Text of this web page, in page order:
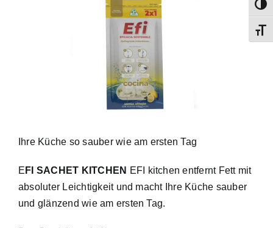
Ihre Küche so sauber wie am ersten Tag
E FI SACHET KITCHEN EFI kitchen entfernt Fett mit
absoluter Leichtigkeit und macht Ihre Küche sauber
und glänzend wie am ersten Tag.